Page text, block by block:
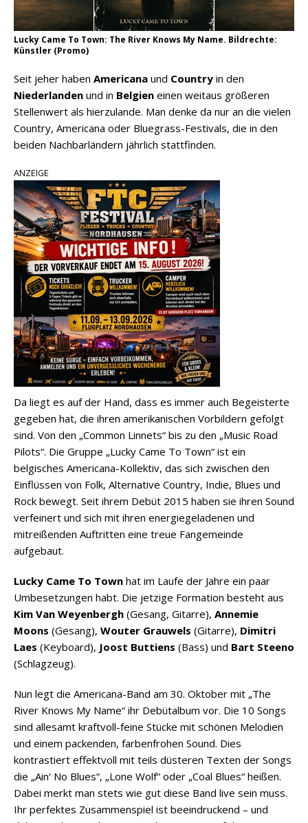
Lucky Came To Town: The River Knows My Name. Bildrechte:
Künstler (Promo)
Seit jeher haben Americana und Country in den
Niederlanden und in Belgien einen weitaus größeren
Stellenwert als hierzulande. Man denke da nur an die vielen
Country, Americana oder Bluegrass-Festivals, die in den
beiden Nachbarländern jährlich stattfinden.
ANZEIGE
Da liegt es auf der Hand, dass es immer auch Begeisterte
gegeben hat, die ihren amerikanischen Vorbildern gefolgt
sind. Von den „Common Linnets“ bis zu den „Music Road
Pilots“. Die Gruppe „Lucky Came To Town“ ist ein
belgisches Americana-Kollektiv, das sich zwischen den
Einflüssen von Folk, Alternative Country, Indie, Blues und
Rock bewegt. Seit ihrem Debüt 2015 haben sie ihren Sound
verfeinert und sich mit ihren energiegeladenen und
mitreißenden Auftritten eine treue Fangemeinde
aufgebaut.
Lucky Came To Town hat im Laufe der Jahre ein paar
Umbesetzungen habt. Die jetzige Formation besteht aus
Kim Van Weyenbergh (Gesang, Gitarre), Annemie
Moons (Gesang), Wouter Grauwels (Gitarre), Dimitri
Laes (Keyboard), Joost Buttiens (Bass) und Bart Steeno
(Schlagzeug).
Nun legt die Americana-Band am 30. Oktober mit „The
River Knows My Name“ ihr Debütalbum vor. Die 10 Songs
sind allesamt kraftvoll-feine Stücke mit schönen Melodien
und einem packenden, farbenfrohen Sound. Dies
kontrastiert effektvoll mit teils düsteren Texten der Songs
die „Ain‘ No Blues“, „Lone Wolf“ oder „Coal Blues“ heißen.
Dabei merkt man stets wie gut diese Band live sein muss.
Ihr perfektes Zusammenspiel ist beeindruckend – und